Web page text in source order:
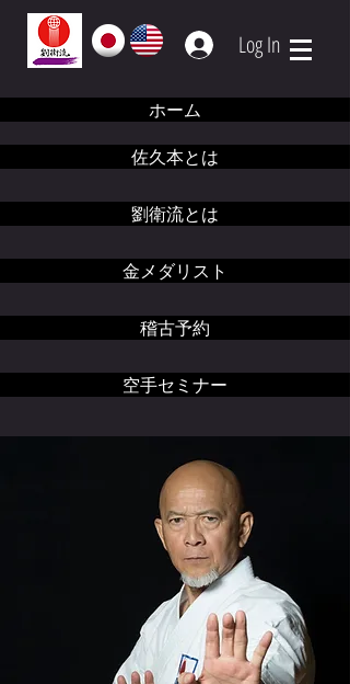
Log In
ホーム
佐久本とは
劉衛流とは
金メダリスト
稽古予約
空手セミナー
お問合せ
Q&A